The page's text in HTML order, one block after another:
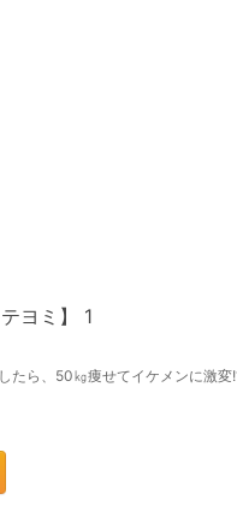
ヨミ】 1
たら、50㎏痩せてイケメンに激変